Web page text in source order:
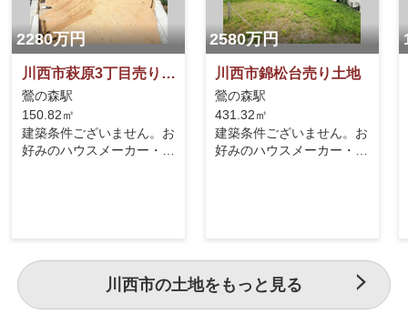
2280万円
川西市萩原3丁目売り土地
鶯の森駅
150.82㎡
建築条件ございません。お
好みのハウスメーカー・工
程度 。阪急「川西能勢
口」駅へ出れば、大阪梅田
方面への通勤・通学もスム
2580万円
川西市錦松台売り土地
鶯の森駅
431.32㎡
建築条件ございません。お
好みのハウスメーカー・工
川西市の土地をもっと見る